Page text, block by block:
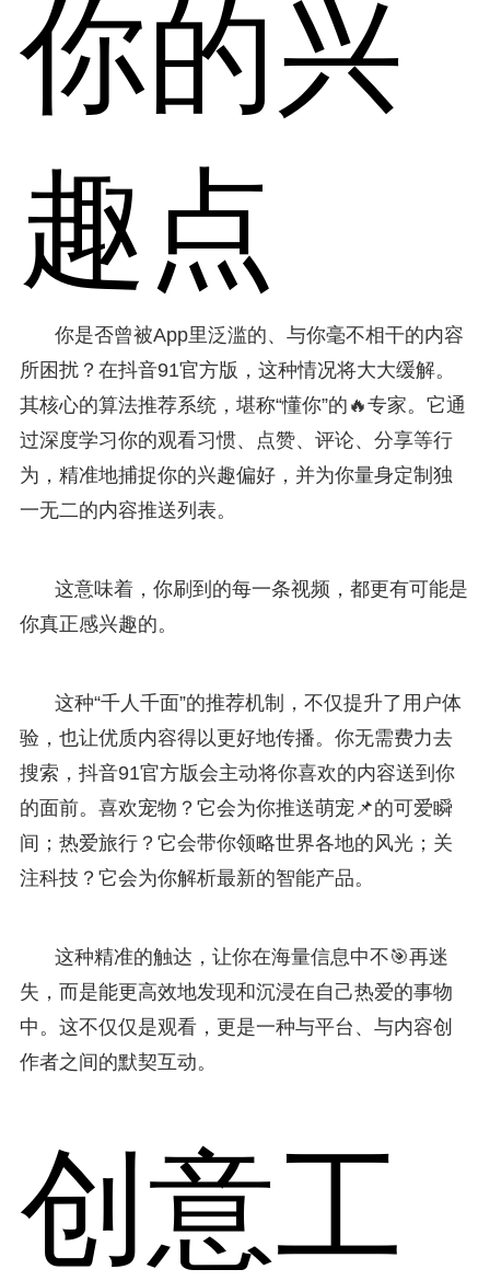
你的兴
趣点
你是否曾被App里泛滥的、与你毫不相干的内容
所困扰？在抖音91官方版，这种情况将大大缓解。
其核心的算法推荐系统，堪称“懂你”的🔥专家。它通
过深度学习你的观看习惯、点赞、评论、分享等行
为，精准地捕捉你的兴趣偏好，并为你量身定制独
一无二的内容推送列表。
这意味着，你刷到的每一条视频，都更有可能是
你真正感兴趣的。
这种“千人千面”的推荐机制，不仅提升了用户体
验，也让优质内容得以更好地传播。你无需费力去
搜索，抖音91官方版会主动将你喜欢的内容送到你
的面前。喜欢宠物？它会为你推送萌宠📌的可爱瞬
间；热爱旅行？它会带你领略世界各地的风光；关
注科技？它会为你解析最新的智能产品。
这种精准的触达，让你在海量信息中不🎯再迷
失，而是能更高效地发现和沉浸在自己热爱的事物
中。这不仅仅是观看，更是一种与平台、与内容创
作者之间的默契互动。
创意工